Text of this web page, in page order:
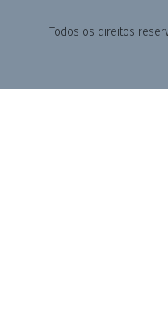
Todos os direitos